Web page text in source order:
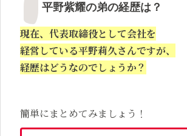
平野紫耀の弟の経歴は？
現在、代表取締役として会社を
経営している平野莉久さんですが、
経歴はどうなのでしょうか？
簡単にまとめてみましょう！